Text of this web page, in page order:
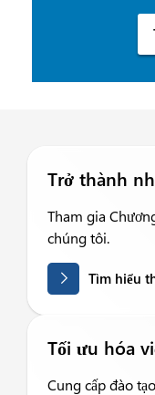
Trở thành
Tham gia
chúng tôi.
Tìm hiểu
Tối ưu hóa
Cung cấp đào